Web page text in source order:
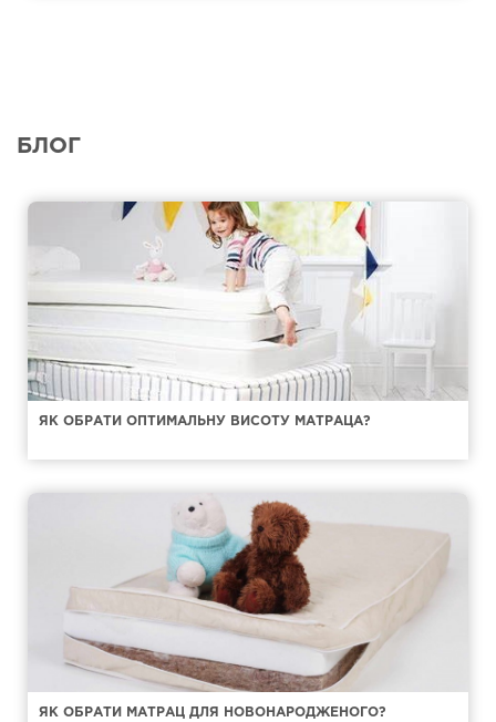
БЛОГ
ЯК ОБРАТИ ОПТИМАЛЬНУ ВИСОТУ МАТРАЦА?
ЯК ОБРАТИ МАТРАЦ ДЛЯ НОВОНАРОДЖЕНОГО?